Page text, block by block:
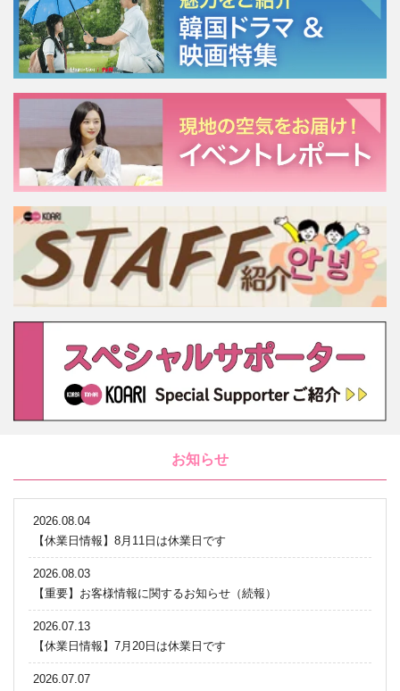
お知らせ
2026.08.04
【休業日情報】8月11日は休業日です
2026.08.03
【重要】お客様情報に関するお知らせ（続報）
2026.07.13
【休業日情報】7月20日は休業日です
2026.07.07